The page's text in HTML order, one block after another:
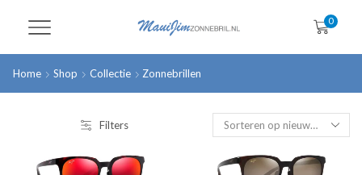
0
Home Shop Collectie Zonnebrillen
Filters